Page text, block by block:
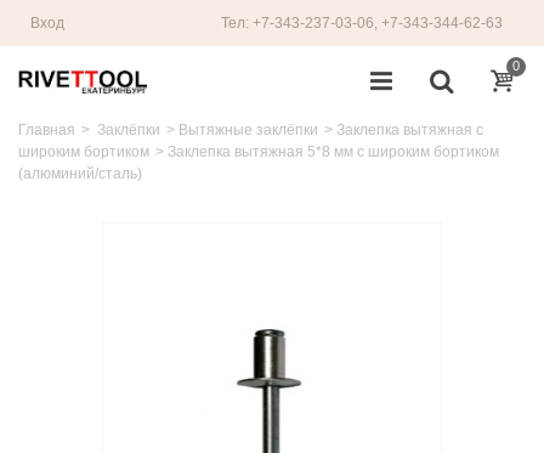
Вход Тел: +7-343-237-03-06, +7-343-344-62-63
0
Главная > Заклёпки > Вытяжные заклёпки > Заклепка вытяжная с
широким бортиком > Заклепка вытяжная 5*8 мм с широким бортиком
(алюминий/сталь)